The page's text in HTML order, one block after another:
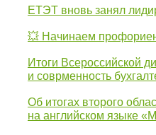
ЕТЭТ вновь занял
💥 Начинаем
Итоги Всероссийской
и соврменность
Об итогах второго
на английском языке